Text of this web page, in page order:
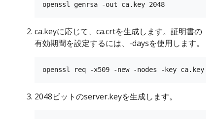
ca.keyに応じて、ca.crtを生成します。証明書の
有効期間を設定するには、-daysを使用します。
2048ビットのserver.keyを生成します。